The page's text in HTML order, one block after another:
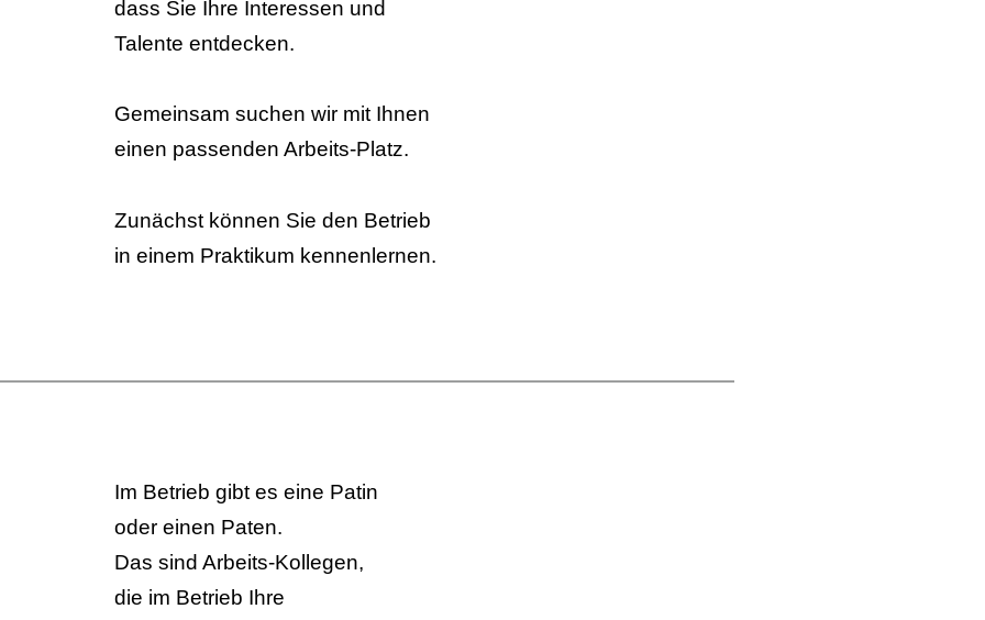
dass Sie Ihre Interessen und
Talente entdecken.
Gemeinsam suchen wir mit Ihnen
einen passenden Arbeits-Platz.
Zunächst können Sie den Betrieb
in einem Praktikum kennenlernen.
Im Betrieb gibt es eine Patin
oder einen Paten.
Das sind Arbeits-Kollegen,
die im Betrieb Ihre